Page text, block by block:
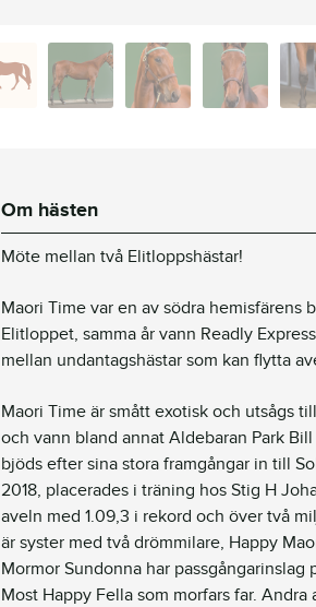
Om hästen
Möte mellan två Elitloppshästar!
Maori Time var en av södra hemisfärens
Elitloppet, samma år vann Readly
mellan undantagshästar som kan flytta
Maori Time är smått exotisk och utsågs
och vann bland annat Aldebaran Park
bjöds efter sina stora framgångar in till
2018, placerades i träning hos Stig H
aveln med 1.09,3 i rekord och över två
är syster med två drömmilare, Happy
Mormor Sundonna har
Most Happy Fella som morfars far. Andra